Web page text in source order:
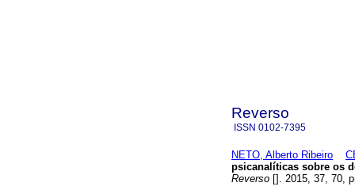
Reverso
ISSN 0102-7395
NETO, Alberto Ribeiro
psicanalíticas sobre os
Reverso []. 2015, 37, 70,